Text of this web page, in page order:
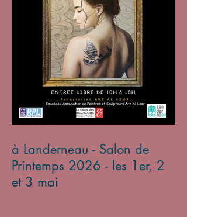
à Landerneau - Salon de
Printemps 2026 - les 1er, 2
et 3 mai